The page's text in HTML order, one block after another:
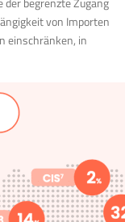
von Importen
einschränken, in